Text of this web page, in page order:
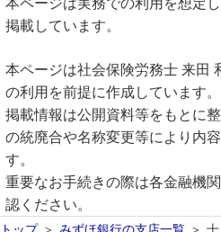
本ページは実務での利用を想定
掲載しています。
本ページは社会保険労務士 来田
の利用を前提に作成しています。
掲載情報は公開資料等をもとに
の統廃合や名称変更等により内
す。
重要なお手続きの際は各金融機
認ください。